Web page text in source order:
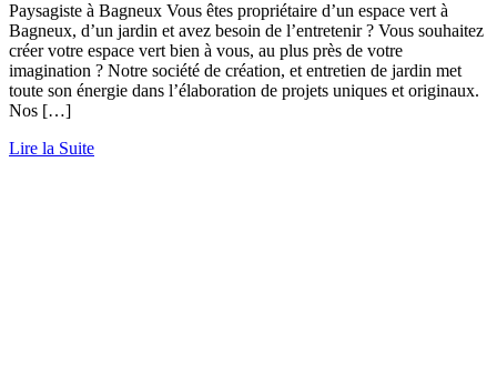
Paysagiste à Bagneux Vous êtes propriétaire d’un espace vert à
Bagneux, d’un jardin et avez besoin de l’entretenir ? Vous souhaitez
créer votre espace vert bien à vous, au plus près de votre
imagination ? Notre société de création, et entretien de jardin met
toute son énergie dans l’élaboration de projets uniques et originaux.
Nos […]
Lire la Suite